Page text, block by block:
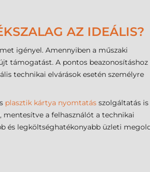
AZ IDEÁLIS?
igényel. Amennyiben a műszaki
támogatást. A pontos beazonosításhoz
technikai elvárások esetén személyre
plasztik kártya nyomtatás szolgáltatás is
mentesítve a felhasználót a technikai
és legköltséghatékonyabb üzleti